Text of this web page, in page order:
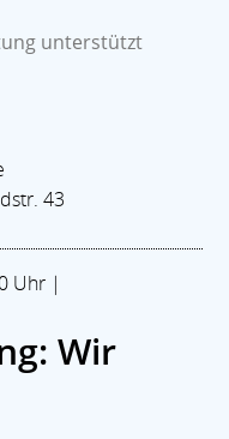
unterstützt
43
Uhr |
Wir